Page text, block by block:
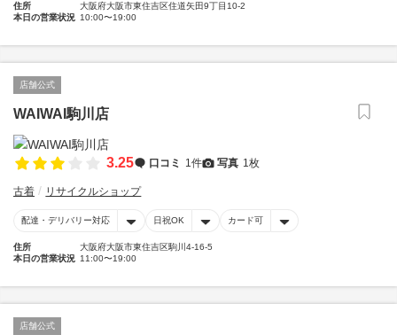
住所
大阪府大阪市東住吉区住道矢田9丁目10-2
本日の営業状況 10:00〜19:00
店舗公式
WAIWAI駒川店
3.25 口コミ 1件 写真 1枚
古着 リサイクルショップ
配達・デリバリー対応 日祝OK カード可
住所
大阪府大阪市東住吉区駒川4-16-5
本日の営業状況 11:00〜19:00
店舗公式